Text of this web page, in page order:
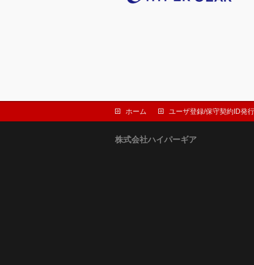
ホーム ユーザ登録/保守契約ID発行
株式会社ハイパーギア